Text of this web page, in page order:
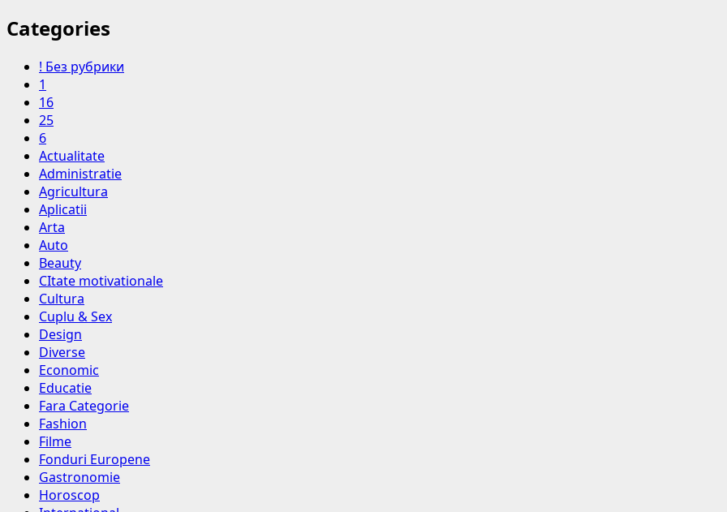
Categories
! Без рубрики
1
16
25
6
Actualitate
Administratie
Agricultura
Aplicatii
Arta
Auto
Beauty
CItate motivationale
Cultura
Cuplu & Sex
Design
Diverse
Economic
Educatie
Fara Categorie
Fashion
Filme
Fonduri Europene
Gastronomie
Horoscop